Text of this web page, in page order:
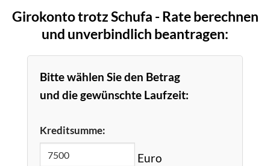
Girokonto trotz Schufa - Rate berechnen
und unverbindlich beantragen:
Bitte wählen Sie den Betrag
und die gewünschte Laufzeit:
Kreditsumme:
Euro